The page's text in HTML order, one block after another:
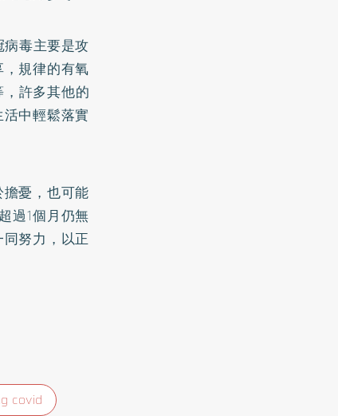
毒主要是攻
規律的有氧
許多其他的
中輕鬆落實
憂，也可能
過1個月仍無
努力，以正
covid